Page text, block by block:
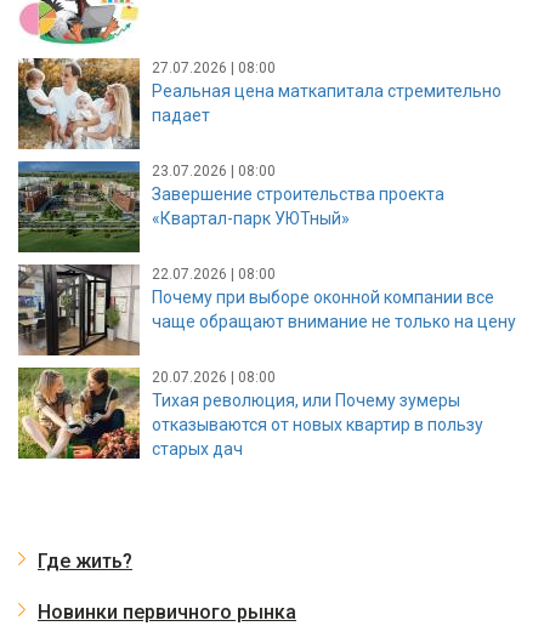
27.07.2026 | 08:00
Реальная цена маткапитала стремительно
падает
23.07.2026 | 08:00
Завершение строительства проекта
«Квартал-парк УЮТный»
22.07.2026 | 08:00
Почему при выборе оконной компании все
чаще обращают внимание не только на цену
20.07.2026 | 08:00
Тихая революция, или Почему зумеры
отказываются от новых квартир в пользу
старых дач
Где жить?
Новинки первичного рынка